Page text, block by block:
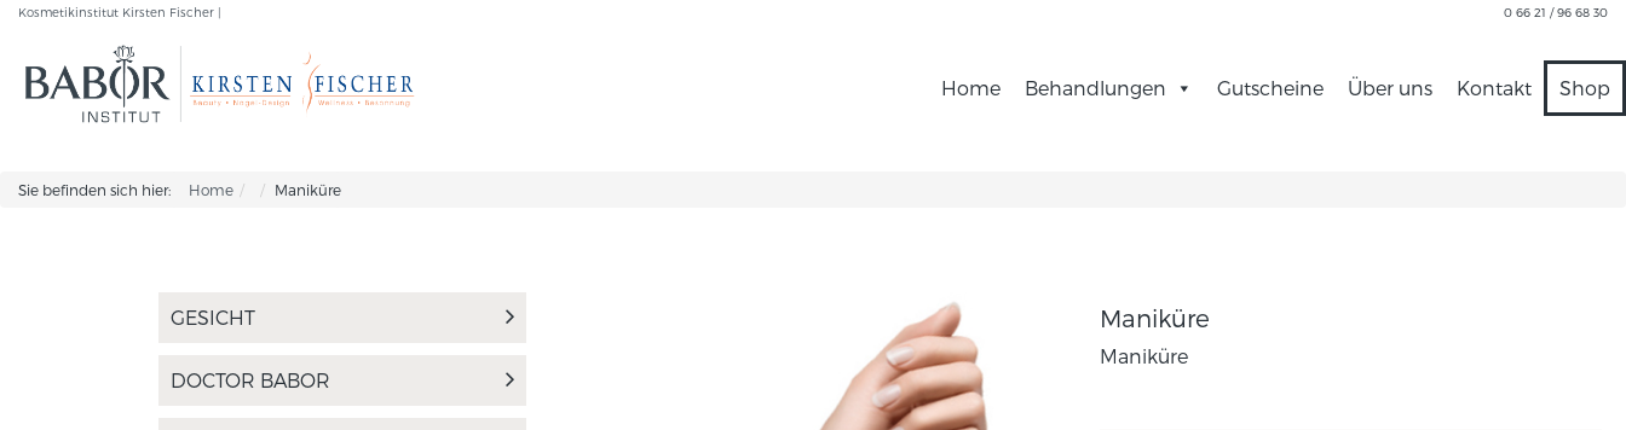
Kosmetikinstitut Kirsten Fischer | 0 66 21 / 96 68 30
Home Behandlungen Gutscheine Über uns Kontakt Shop
Sie befinden sich hier: Home Maniküre
GESICHT
DOCTOR BABOR
Maniküre
Maniküre